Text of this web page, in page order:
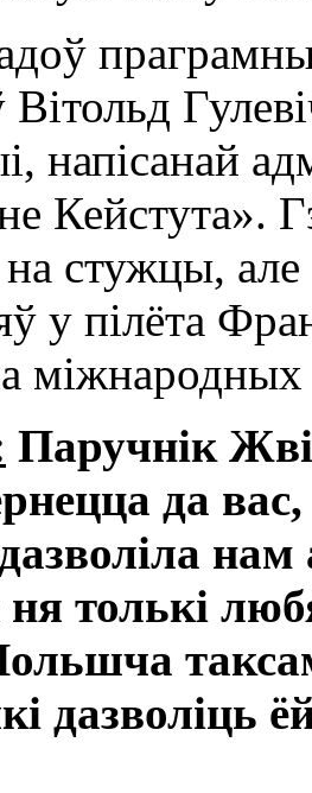
Вітольд
напісанай
Кейстута».
на стужцы,
у пілёта
міжнародных
Паручнік
да
толькі
дазволіць